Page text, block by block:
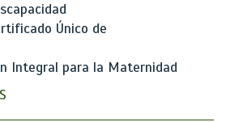
Único de
Integral para la Maternidad